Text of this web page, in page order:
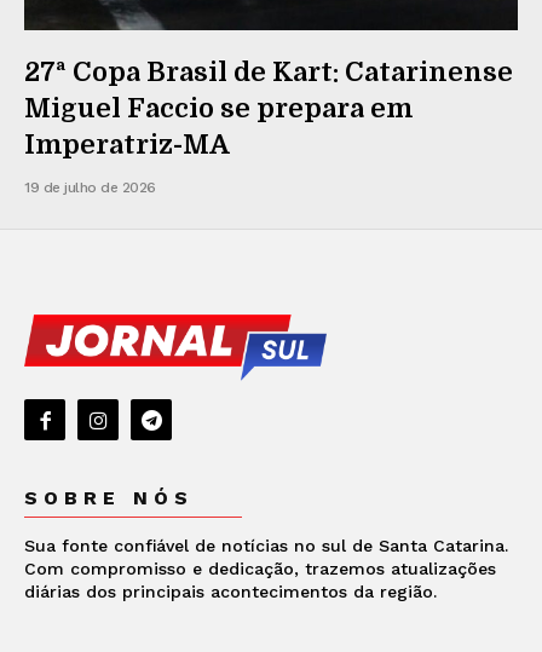
27ª Copa Brasil de Kart: Catarinense
Miguel Faccio se prepara em
Imperatriz-MA
19 de julho de 2026
SOBRE NÓS
Sua fonte confiável de notícias no sul de Santa Catarina.
Com compromisso e dedicação, trazemos atualizações
diárias dos principais acontecimentos da região.